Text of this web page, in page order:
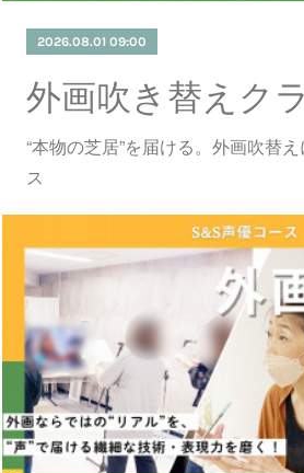
2026.08.01 09:00
“本物の芝居”を届ける。外画吹替
ス